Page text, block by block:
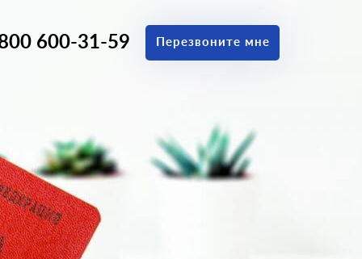
600-31-59 Перезвоните мне